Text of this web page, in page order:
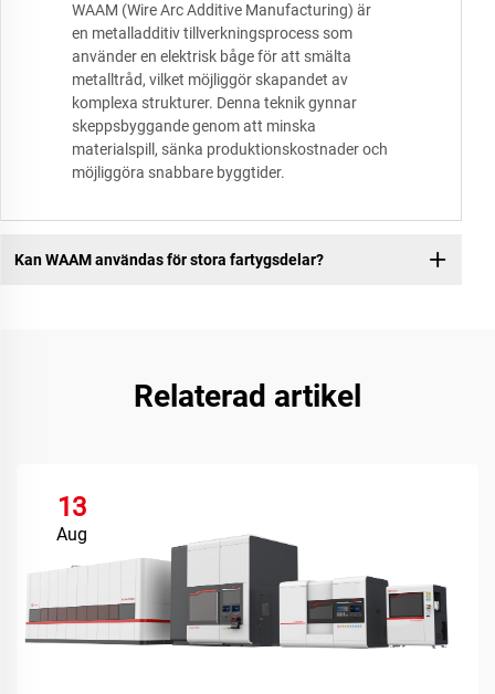
WAAM (Wire Arc Additive Manufacturing) är
en metalladditiv tillverkningsprocess som
använder en elektrisk båge för att smälta
metalltråd, vilket möjliggör skapandet av
komplexa strukturer. Denna teknik gynnar
skeppsbyggande genom att minska
materialspill, sänka produktionskostnader och
möjliggöra snabbare byggtider.
Kan WAAM användas för stora fartygsdelar?
Relaterad artikel
13
Aug